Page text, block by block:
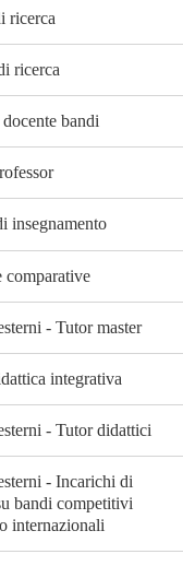
ricerca
ricerca
bandi
insegnamento
comparative
- Tutor master
integrativa
- Tutor didattici
- Incarichi di
bandi competitivi
internazionali